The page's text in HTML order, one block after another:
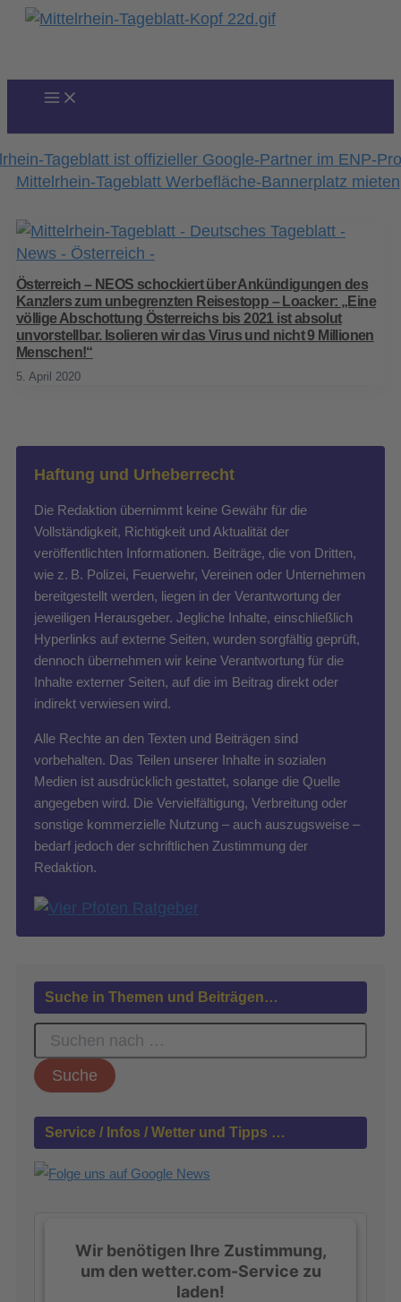
Zum
Österreich – NEOS schockiert über Ankündigungen des
Kanzlers zum unbegrenzten Reisestopp – Loacker: „Eine
völlige Abschottung Österreichs bis 2021 ist absolut
unvorstellbar. Isolieren wir das Virus und nicht 9 Millionen
Menschen!“
5. April 2020
Haftung und Urheberrecht
Die Redaktion übernimmt keine Gewähr für die
Vollständigkeit, Richtigkeit und Aktualität der
veröffentlichten Informationen. Beiträge, die von Dritten,
wie z. B. Polizei, Feuerwehr, Vereinen oder Unternehmen
bereitgestellt werden, liegen in der Verantwortung der
jeweiligen Herausgeber. Jegliche Inhalte, einschließlich
Hyperlinks auf externe Seiten, wurden sorgfältig geprüft,
dennoch übernehmen wir keine Verantwortung für die
Inhalte externer Seiten, auf die im Beitrag direkt oder
indirekt verwiesen wird.
Alle Rechte an den Texten und Beiträgen sind
vorbehalten. Das Teilen unserer Inhalte in sozialen
Medien ist ausdrücklich gestattet, solange die Quelle
angegeben wird. Die Vervielfältigung, Verbreitung oder
sonstige kommerzielle Nutzung – auch auszugsweise –
bedarf jedoch der schriftlichen Zustimmung der
Redaktion.
Suche in Themen und Beiträgen…
S
c
h
n
c
Service / Infos / Wetter und Tipps …
Wir benötigen Ihre Zustimmung,
um den wetter.com-Service zu
laden!